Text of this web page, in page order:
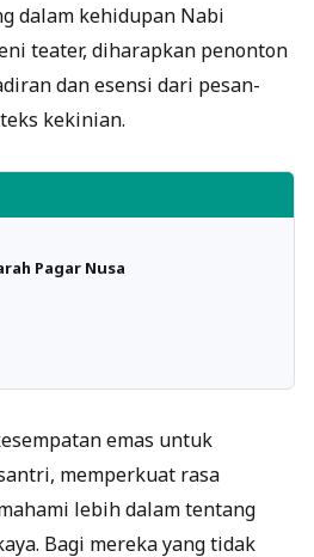
dalam kehidupan Nabi
teater, diharapkan penonton
dan esensi dari pesan-
kekinian.
Pagar Nusa
emas untuk
memperkuat rasa
lebih dalam tentang
Bagi mereka yang tidak